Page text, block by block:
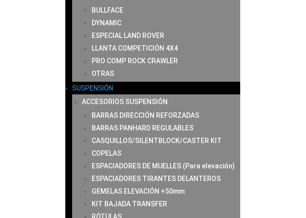
BULLFACE
DYNAMIC
ESPECIAL LAND ROVER
LLANTA COMPETICIÓN 4X4
PRO COMP ROCK CRAWLER
OTRAS
SUSPENSIÓN
ACCESORIOS SUSPENSIÓN
BARRAS DIRECCIÓN REFORZADAS
BARRAS PANHARD REGULABLES
CASQUILLOS/SILENTBLOCK/CASTER KIT
COPELAS
ESPACIADORES DE MUELLES (Para elevación)
ESPACIADORES TIRANTES DELANTEROS
GEMELAS ELEVACIÓN +50mm
KIT BAJADA TRANSFER